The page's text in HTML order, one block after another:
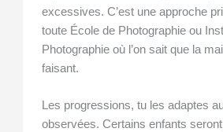
excessives. C’est une approche
toute École de Photographie ou
Photographie où l’on sait que la
faisant.
Les progressions, tu les adaptes
observées. Certains enfants